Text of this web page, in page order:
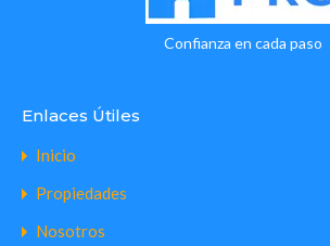
Confianza en cada paso
Enlaces Útiles
Inicio
Propiedades
Nosotros